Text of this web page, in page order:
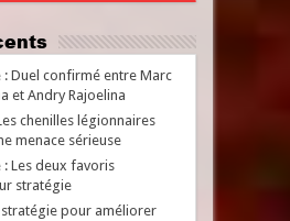
: Duel confirmé entre Marc
et Andry Rajoelina
chenilles légionnaires
menace sérieuse
Les deux favoris
stratégie
pour améliorer